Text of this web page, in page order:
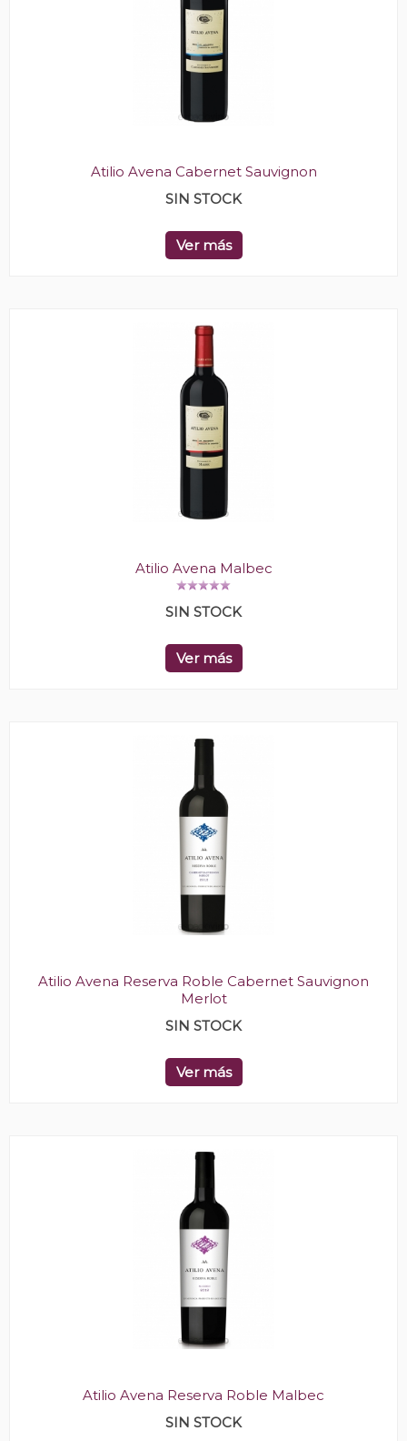
Atilio Avena Cabernet Sauvignon
SIN STOCK
Ver más
Atilio Avena Malbec
SIN STOCK
Ver más
Atilio Avena Reserva Roble Cabernet Sauvignon
Merlot
SIN STOCK
Ver más
Atilio Avena Reserva Roble Malbec
SIN STOCK